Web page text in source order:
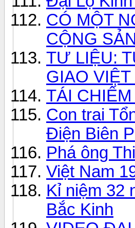
CÓ MỘT
CỘNG
TƯ LIỆU:
GIAO
TÁI
Con trai
Điện Biên
Phá ông
Việt Nam
Kỉ niệm 32
Bắc Kinh